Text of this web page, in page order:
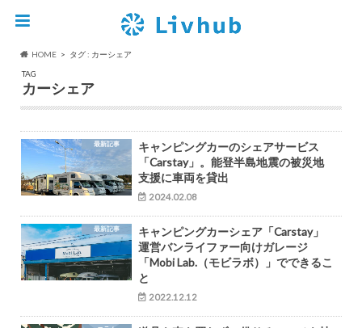
HOME
タグ : カーシェア
TAG
カーシェア
最新記事
キャンピングカーのシェアサービス
「Carstay」。能登半島地震の被災地
支援に車両を貸出
2024.02.08
最新記事
キャンピングカーシェア「Carstay」
運営バンライファー向けガレージ
「Mobi Lab.（モビラボ）」でできるこ
と
2022.12.12